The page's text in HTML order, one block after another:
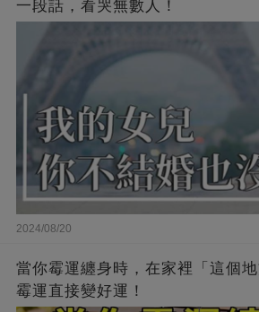
一段話，看哭無數人！
2024/08/20
當你霉運纏身時，在家裡「這個地
霉運直接變好運！